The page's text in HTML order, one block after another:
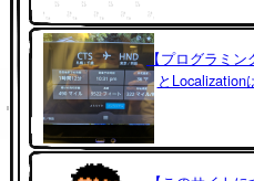
【プログラミン
と